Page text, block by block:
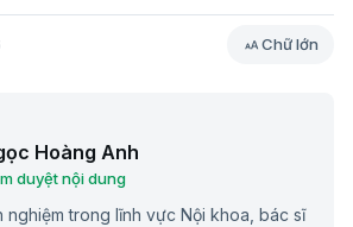
Chữ lớn
Hoàng Anh
duyệt nội dung
nghiệm trong lĩnh vực Nội khoa, bác sĩ